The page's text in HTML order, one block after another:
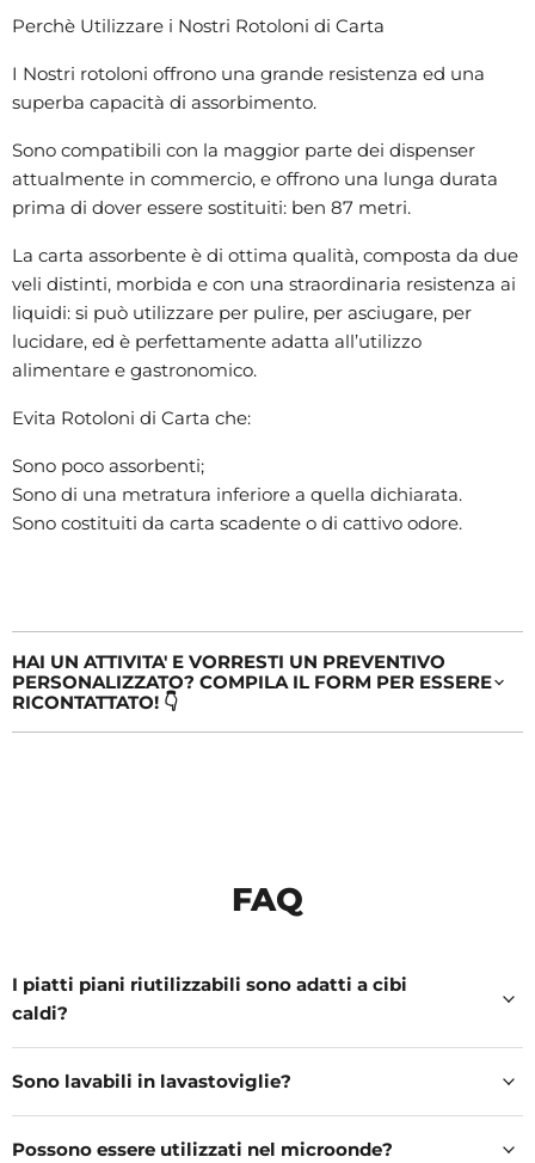
Perchè Utilizzare i Nostri Rotoloni di Carta
I Nostri rotoloni offrono una grande resistenza ed una
superba capacità di assorbimento.
Sono compatibili con la maggior parte dei dispenser
attualmente in commercio, e offrono una lunga durata
prima di dover essere sostituiti: ben 87 metri.
La carta assorbente è di ottima qualità, composta da due
veli distinti, morbida e con una straordinaria resistenza ai
liquidi: si può utilizzare per pulire, per asciugare, per
lucidare, ed è perfettamente adatta all’utilizzo
alimentare e gastronomico.
Evita Rotoloni di Carta che:
Sono poco assorbenti;
Sono di una metratura inferiore a quella dichiarata.
Sono costituiti da carta scadente o di cattivo odore.
HAI UN ATTIVITA' E VORRESTI UN PREVENTIVO
PERSONALIZZATO? COMPILA IL FORM PER ESSERE
RICONTATTATO! 👇
FAQ
I piatti piani riutilizzabili sono adatti a cibi
caldi?
Sono lavabili in lavastoviglie?
Possono essere utilizzati nel microonde?